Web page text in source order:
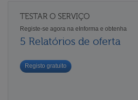
TESTAR O SERVIÇO
Registe-se agora na eInforma e obtenha
5 Relatórios de oferta
Registo gratuito